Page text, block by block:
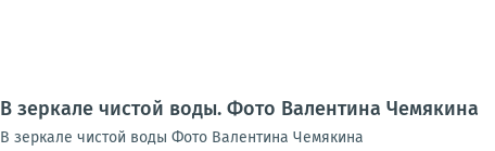
В зеркале чистой воды. Фото Валентина Чемякина
В зеркале чистой воды Фото Валентина Чемякина